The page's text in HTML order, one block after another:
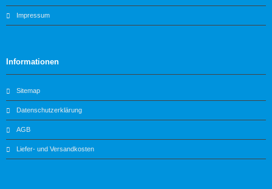
Impressum
Informationen
Sitemap
Datenschutzerklärung
AGB
Liefer- und Versandkosten